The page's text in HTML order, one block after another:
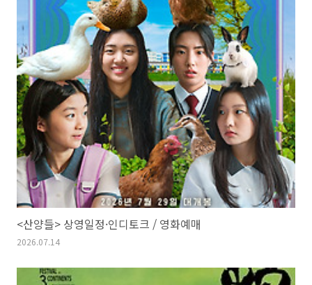
<산양들> 상영일정·인디토크 / 영화예매
2026.07.14